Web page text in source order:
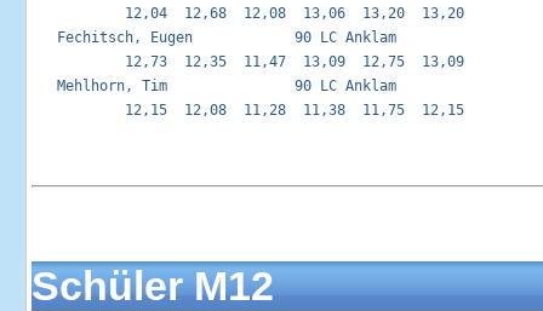
           12,04  12,68  12,08  13,06  13,20  13,20
Fechitsch, Eugen            90 LC Anklam
           12,73  12,35  11,47  13,09  12,75  13,09
Mehlhorn, Tim               90 LC Anklam
           12,15  12,08  11,28  11,38  11,75  12,15
Schüler M12